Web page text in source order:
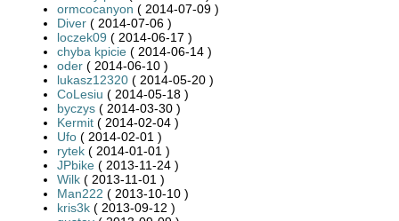
ormcocanyon ( 2014-07-09 )
Diver ( 2014-07-06 )
loczek09 ( 2014-06-17 )
chyba kpicie ( 2014-06-14 )
oder ( 2014-06-10 )
lukasz12320 ( 2014-05-20 )
CoLesiu ( 2014-05-18 )
byczys ( 2014-03-30 )
Kermit ( 2014-02-04 )
Ufo ( 2014-02-01 )
rytek ( 2014-01-01 )
JPbike ( 2013-11-24 )
Wilk ( 2013-11-01 )
Man222 ( 2013-10-10 )
kris3k ( 2013-09-12 )